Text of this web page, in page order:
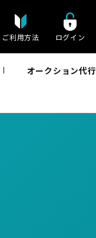
ご利用方法 ログイン
オークション代行